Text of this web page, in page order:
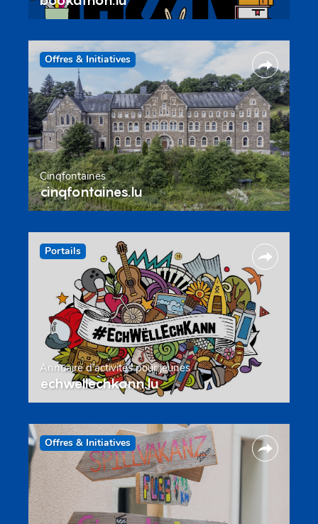
Offres & Initiatives
Cinqfontaines
cinqfontaines.lu
Portails
Annuaire d’activités pour jeunes
echwellechkann.lu
Offres & Initiatives